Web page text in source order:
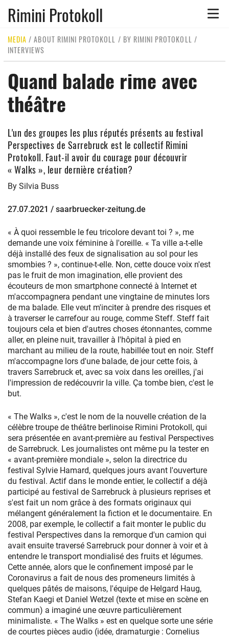
Toggle
Rimini Protokoll
MEDIA /ABOUT RIMINI PROTOKOLL / BY RIMINI PROTOKOLL /
INTERVIEWS
Quand balade rime avec
théâtre
L'un des groupes les plus réputés présents au festival
Perspectives de Sarrebruck est le collectif Rimini
Protokoll. Faut-il avoir du courage pour découvrir
« Walks », leur dernière création?
By Silvia Buss
27.07.2021 / saarbruecker-zeitung.de
« À quoi ressemble le feu tricolore devant toi ? », me
demande une voix féminine à l'oreille. « Ta ville a-t-elle
déjà installé des feux de signalisation au sol pour les
smombies ? », continue-t-elle. Non, cette douce voix n'est
pas le fruit de mon imagination, elle provient des
écouteurs de mon smartphone connecté à Internet et
m'accompagnera pendant une vingtaine de minutes lors
de ma balade. Elle veut m'inciter à prendre des risques et
à traverser le carrefour au rouge, comme Steff. Steff fait
toujours cela et bien d'autres choses étonnantes, comme
aller, en pleine nuit, travailler à l'hôpital à pied en
marchant au milieu de la route, habillée tout en noir. Steff
m'accompagne lors d'une balade, de jour cette fois, à
travers Sarrebruck et, avec sa voix dans les oreilles, j'ai
l'impression de redécouvrir la ville. Ça tombe bien, c'est le
but.
« The Walks », c'est le nom de la nouvelle création de la
célèbre troupe de théâtre berlinoise Rimini Protokoll, qui
sera présentée en avant-première au festival Perspectives
de Sarrebruck. Les journalistes ont même pu la tester en
« avant-première mondiale », selon la directrice du
festival Sylvie Hamard, quelques jours avant l'ouverture
du festival. Actif dans le monde entier, le collectif a déjà
participé au festival de Sarrebruck à plusieurs reprises et
s'est fait un nom grâce à des formats originaux qui
mélangent généralement la fiction et le documentaire. En
2008, par exemple, le collectif a fait monter le public du
festival Perspectives dans la remorque d'un camion qui
avait ensuite traversé Sarrebruck pour donner à voir et à
entendre le transport mondialisé des fruits et légumes.
Cette année, alors que le confinement imposé par le
Coronavirus a fait de nous des promeneurs limités à
quelques pâtés de maisons, l'équipe de Helgard Haug,
Stefan Kaegi et Daniel Wetzel (texte et mise en scène en
commun) a imaginé une œuvre particulièrement
minimaliste. « The Walks » est en quelque sorte une série
de courtes pièces audio (idée, dramaturgie : Cornelius